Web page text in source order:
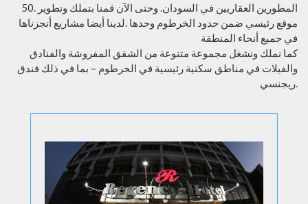
المطورين العقاريين في السودان. وحتى الآن قمنا بتملك وتطوير .50
موقع رئيسي ضمن حدود الخرطوم وحدها .لدينا أيضا مشاريع أنجزناها
في جميع أنحاء المنطقة
كما نملك ونشغل مجموعة متنوعة من الشقق المفروشة والفنادق
والفيلات في مناطق سكنية رئيسية في الخرطوم – بما في ذلك فندق
ريجنسي.